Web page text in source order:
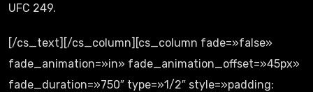
UFC 249.
[/cs_text][/cs_column][cs_column fade=»false»
fade_animation=»in» fade_animation_offset=»45px»
fade_duration=»750″ type=»1/2″ style=»padding: